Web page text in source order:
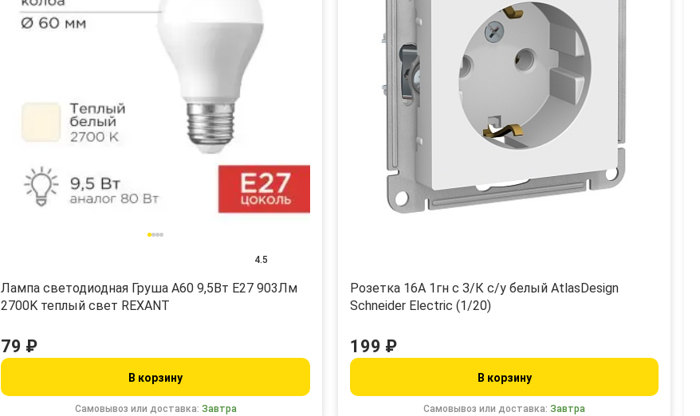
4.5
Лампа светодиодная Груша A60 9,5Вт E27 903Лм
2700K теплый свет REXANT
Самовывоз или доставка: Завтра
79 ₽
В корзину
Розетка 16А 1гн с З/К с/у белый AtlasDesign
Schneider Electric (1/20)
Самовывоз или доставка:Завтра
199 ₽
В корзину